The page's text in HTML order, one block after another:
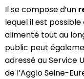
Il se compose d’un
lequel il est
alimenté tout au
public peut
adressé au Service
de l’Agglo Seine-